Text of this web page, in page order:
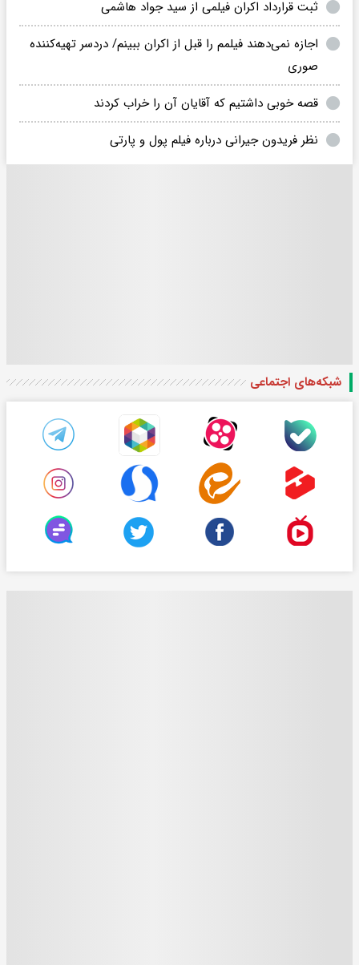
ثبت قرارداد اکران فیلمی از سید جواد هاشمی
اجازه نمی‌دهند فیلمم را قبل از اکران ببینم/ دردسر تهیه‌کننده
صوری
قصه خوبی داشتیم که آقایان آن را خراب کردند
نظر فریدون جیرانی درباره فیلم پول و پارتی
شبکه‌های اجتماعی